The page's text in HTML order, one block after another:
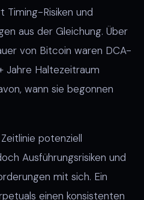
Timing-Risiken und
aus der Gleichung. Über
von Bitcoin waren DCA-
Jahre Haltezeitraum
wann sie begonnen
potenziell
Ausführungsrisiken und
mit sich. Ein
einen konsistenten